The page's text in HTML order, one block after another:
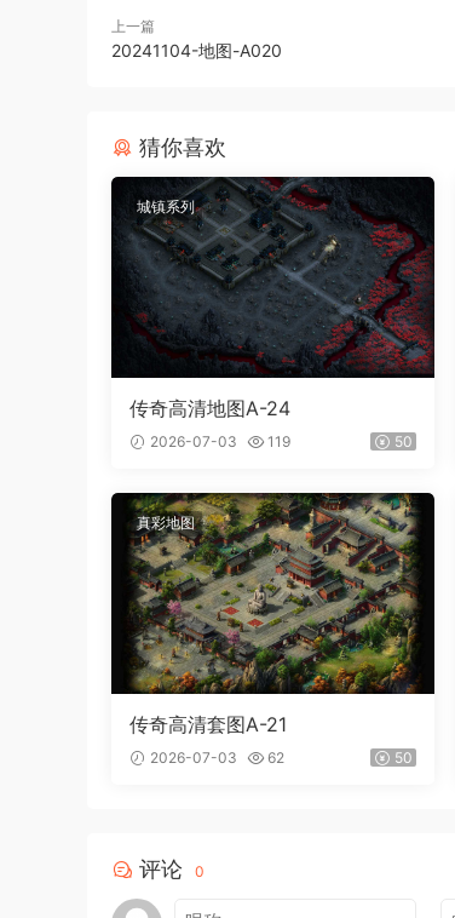
上一篇
20241104-地图-A020
猜你喜欢
城镇系列
传奇高清地图A-24
2026-07-03 119 50
真彩地图
传奇高清套图A-21
2026-07-03 62 50
评论 0